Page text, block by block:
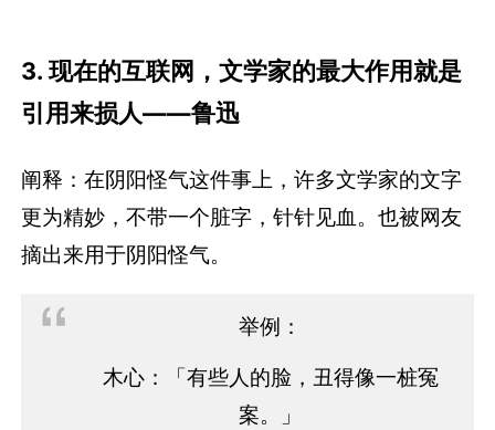
3.现在的互联网，文学家的最大作用就是
引用来损人——鲁迅
阐释：在阴阳怪气这件事上，许多文学家的文字
更为精妙，不带一个脏字，针针见血。也被网友
摘出来用于阴阳怪气。
举例：
木心：「有些人的脸，丑得像一桩冤
案。」